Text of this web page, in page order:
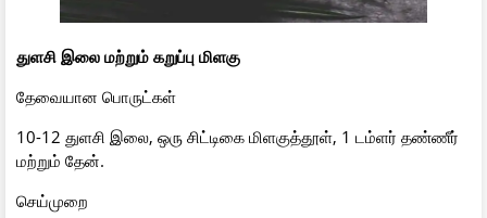
துளசி இலை மற்றும் கறுப்பு மிளகு
தேவையான பொருட்கள்
10-12 துளசி இலை, ஒரு சிட்டிகை மிளகுத்தூள், 1 டம்ளர் தண்ணீர்
மற்றும் தேன்.
செய்முறை